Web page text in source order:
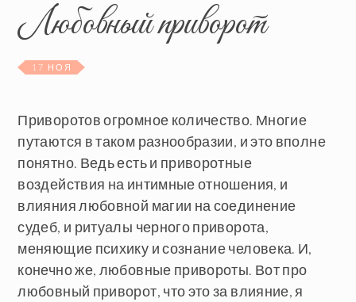
Любовный приворот
17 НОЯ
Приворотов огромное количество. Многие
путаются в таком разнообразии, и это вполне
понятно. Ведь есть и приворотные
воздействия на интимные отношения, и
влияния любовной магии на соединение
судеб, и ритуалы черного приворота,
меняющие психику и сознание человека. И,
конечно же, любовные привороты. Вот про
любовный приворот, что это за влияние, я